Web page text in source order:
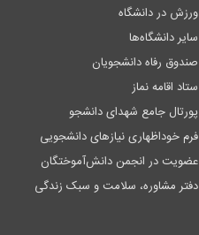
ورزش در دانشگاه
سایر دانشگاه‌ها
صندوق رفاه دانشجویان
ستاد اقامه نماز
پورتال جامع شهدای دانشجو
فرم خوداظهاری نیازهای دانشجویی
عضویت در انجمن دانش‌آموختگان
دفتر مشاوره، سلامت و سبک زندگی